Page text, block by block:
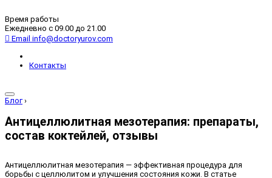
Время работы
Ежедневно с 09.00 до 21.00
Email info@doctoryurov.com
Контакты
Блог ›
Антицеллюлитная мезотерапия: препараты,
состав коктейлей, отзывы
Антицеллюлитная мезотерапия — эффективная процедура для
борьбы с целлюлитом и улучшения состояния кожи. В статье